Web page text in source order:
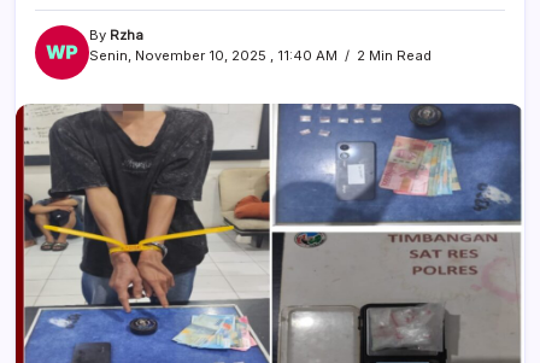
By Rzha
Senin, November 10, 2025 , 11:40 AM
2 Min Read